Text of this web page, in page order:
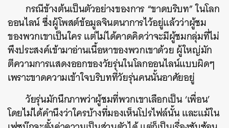
กรณีข้างต้นเป็นตัวอย่างของการ “ขาดบริบท” ในโลก
ออนไลน์ ซึ่งผู้โพสต์ข้อมูลจินตนาการไว้อยู่แล้วว่าผู้ชม
ของพวกเขาเป็นใคร แต่ไม่ได้คาดคิดว่าจะมีผู้ชมกลุ่มที่ไม่
พึงประสงค์เข้ามาอ่านเนื้อหาของพวกเขาด้วย ผู้ใหญ่มัก
ตีความการแสดงออกของวัยรุ่นในโลกออนไลน์แบบผิดๆ
เพราะขาดความเข้าใจบริบทที่วัยรุ่นคนนั้นอาศัยอยู่
วัยรุ่นมักนึกภาพว่าผู้ชมที่พวกเขาเลือกเป็น ‘เพื่อน’
โดยไม่ได้คำนึงว่าใครบ้างที่มองเห็นโปรไฟล์นั้น และแม้ใน